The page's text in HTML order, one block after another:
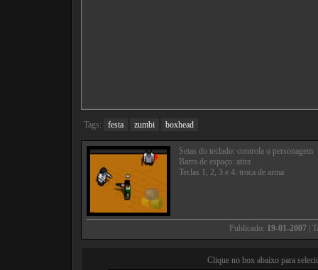
Tags: festa zumbi boxhead
Setas do teclado: controla o personagem
Barra de espaço: atira
Teclas 1, 2, 3 e 4: troca de arma
Publicado: 19-01-2007|
Clique no box abaixo para